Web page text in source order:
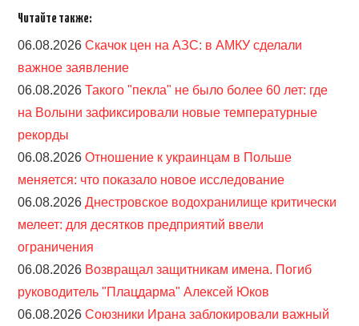
Читайте также:
06.08.2026Скачок цен на АЗС: в АМКУ сделали
важное заявление
06.08.2026Такого "пекла" не было более 60 лет: где
на Волыни зафиксировали новые температурные
рекорды
06.08.2026Отношение к украинцам в Польше
меняется: что показало новое исследование
06.08.2026Днестровское водохранилище критически
мелеет: для десятков предприятий ввели
ограничения
06.08.2026 Возвращал защитникам имена. Погиб
руководитель "Плацдарма" Алексей Юков
06.08.2026Союзники Ирана заблокировали важный